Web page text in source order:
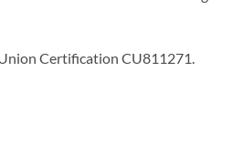
Certification CU811271.